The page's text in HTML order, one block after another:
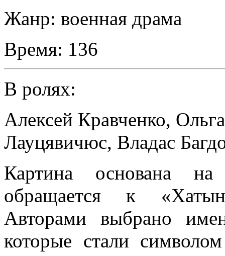
Жанр: военная драма
Время: 136
В ролях:
Алексей Кравченко,
Лауцявичюс, Владас
Картина основана
обращается к
Авторами выбрано
которые стали